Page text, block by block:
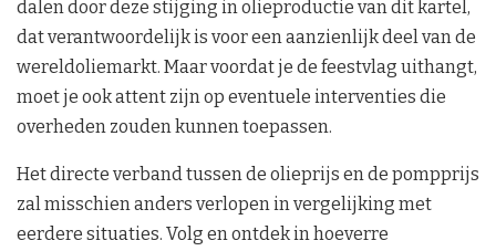
dalen door deze stijging in olieproductie van dit kartel,
dat verantwoordelijk is voor een aanzienlijk deel van de
wereldoliemarkt. Maar voordat je de feestvlag uithangt,
moet je ook attent zijn op eventuele interventies die
overheden zouden kunnen toepassen.
Het directe verband tussen de olieprijs en de pompprijs
zal misschien anders verlopen in vergelijking met
eerdere situaties. Volg en ontdek in hoeverre